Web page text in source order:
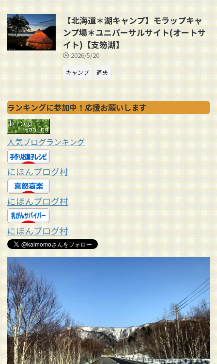
【北海道＊湖キャンプ】モラップキャ
ンプ場＊ユニバーサルサイト(オートサ
イト)【支笏湖】
2026/5/20
キャンプ 道央
ランキングに参加中！応援お願いします
人気ブログランキング
にほんブログ村
にほんブログ村
にほんブログ村